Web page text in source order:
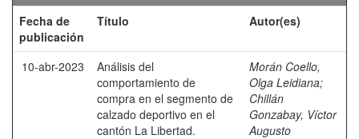
Fecha de
publicación
Título Autor(es)
10-abr-2023
Análisis del
comportamiento de
compra en el segmento de
calzado deportivo en el
cantón La Libertad.
Morán Coello,
Olga Leidiana;
Chillán
Gonzabay, Víctor
Augusto